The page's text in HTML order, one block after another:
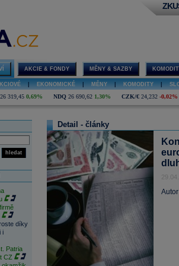
AKCIE & FONDY MĚNY & SAZBY
EKONOMICKÉ MĚNY KOMODITY
26 319,45 0,69% NDQ 26 690,62 1,30% CZK/€ 24,232 -0,02%
hledat
díky
i
Patria
CZ
Detail - články